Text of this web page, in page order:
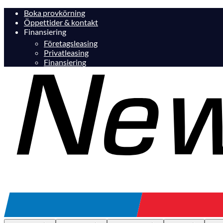
Boka provkörning
Öppettider & kontakt
Finansiering
Företagsleasing
Privatleasing
Finansiering